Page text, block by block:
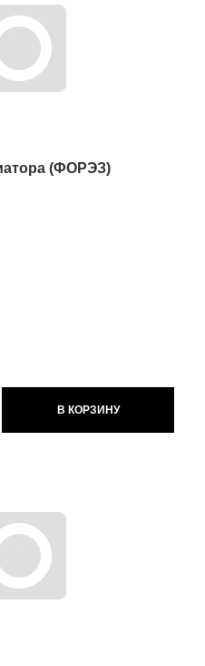
(ФОРЭЗ)
В КОРЗИНУ